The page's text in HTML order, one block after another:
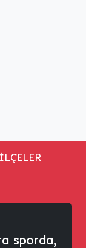
İLÇELER
sporda,